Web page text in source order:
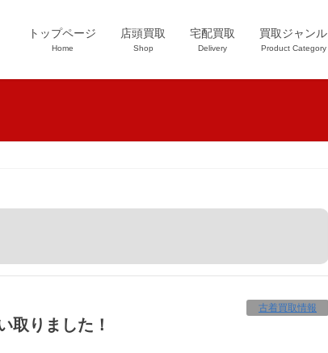
トップページ
Home
店頭買取
Shop
宅配買取
Delivery
買取ジャンル
Product Category
古着買取情報
取りました！